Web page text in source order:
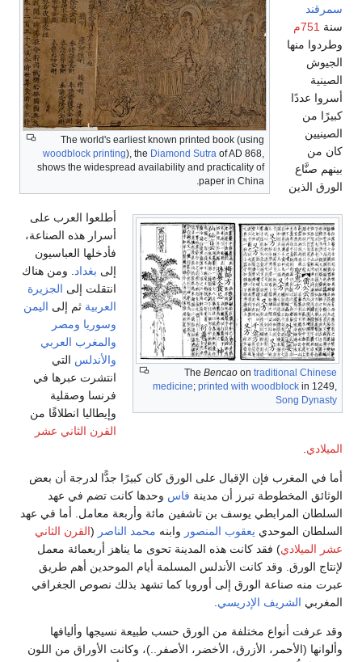
The world's earliest known printed book (using
woodblock printing), the Diamond Sutra of AD 868,
shows the widespread availability and practicality of
paper in China.
The Bencao on traditional Chinese
medicine; printed with woodblock in 1249,
Song Dynasty
سمرقند
سنة 751م
وطردوا منها
الجيوش
الصينية
أسروا عددًا
كبيرًا من
الصينيين
كان من
بينهم صنَّاع
الورق الذين
أطلعوا العرب على
أسرار هذه الصناعة،
فأدخلها العباسيون
إلى بغداد . ومن هناك
انتقلت إلى الجزيرة
العربية ثم إلى اليمن
وسوريا ومصر
والمغرب العربي
والأندلس التي
انتشرت عبرها في
فرنسا وصقلية
وإيطاليا انطلاقًا من
القرن الثاني عشر
الميلادي
أما في المغرب فإن الإقبال على الورق كان كبيرًا جدًّا لدرجة أن بعض
الوثائق المخطوطة تبرز أن مدينة فاس وحدها كانت تضم في عهد
السلطان المرابطي يوسف بن تاشفين مائة وأربعة معامل. أما في عهد
السلطان الموحدي يعقوب المنصور وابنه محمد الناصر (القرن الثاني
عشر الميلادي) فقد كانت هذه المدينة تحوى ما يناهز أربعمائة معمل
لإنتاج الورق. وقد كانت الأندلس المسلمة أيام الموحدين أهم طريق
عبرت منه صناعة الورق إلى أوروبا كما تشهد بذلك نصوص الجغرافي
المغربي الشريف الإدريسي
وقد عرفت أنواع مختلفة من الورق حسب طبيعة نسيجها وأليافها
وألوانها (الأحمر، الأزرق، الأخضر، الأصفر..)، وكانت الأوراق من اللون